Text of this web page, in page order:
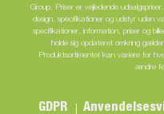
Group. Priser er vejledende
design, specifikationer og udstyr uden
specifikationer, information, priser og
holde sig opdateret omkring
Produktsortimentet kan variere for
ændre
GDPR